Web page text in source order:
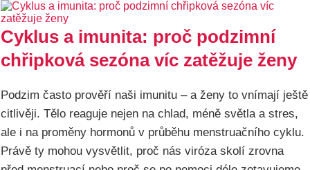
Cyklus a imunita: proč podzimní
chřipková sezóna víc zatěžuje ženy
Podzim často prověří naši imunitu – a ženy to vnímají ještě
citlivěji. Tělo reaguje nejen na chlad, méně světla a stres,
ale i na proměny hormonů v průběhu menstruačního cyklu.
Právě ty mohou vysvětlit, proč nás viróza skolí zrovna